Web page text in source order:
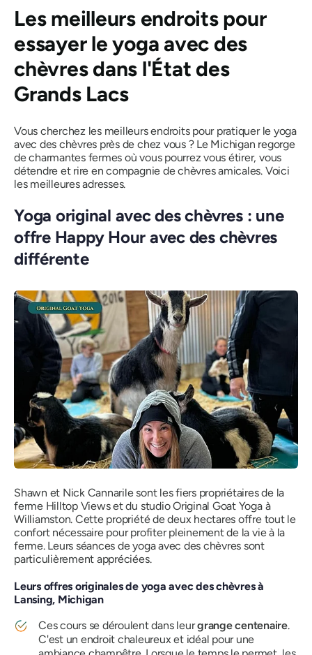
Les meilleurs endroits pour
essayer le yoga avec des
chèvres dans l'État des
Grands Lacs
Vous cherchez les meilleurs endroits pour pratiquer le yoga
avec des chèvres près de chez vous ? Le Michigan regorge
de charmantes fermes où vous pourrez vous étirer, vous
détendre et rire en compagnie de chèvres amicales. Voici
les meilleures adresses.
Yoga original avec des chèvres : une
offre Happy Hour avec des chèvres
différente
Shawn et Nick Cannarile sont les fiers propriétaires de la
ferme Hilltop Views et du studio Original Goat Yoga à
Williamston. Cette propriété de deux hectares offre tout le
confort nécessaire pour profiter pleinement de la vie à la
ferme. Leurs séances de yoga avec des chèvres sont
particulièrement appréciées.
Leurs offres originales de yoga avec des chèvres à
Lansing, Michigan
Ces cours se déroulent dans leurgrange centenaire.
C'est un endroit chaleureux et idéal pour une